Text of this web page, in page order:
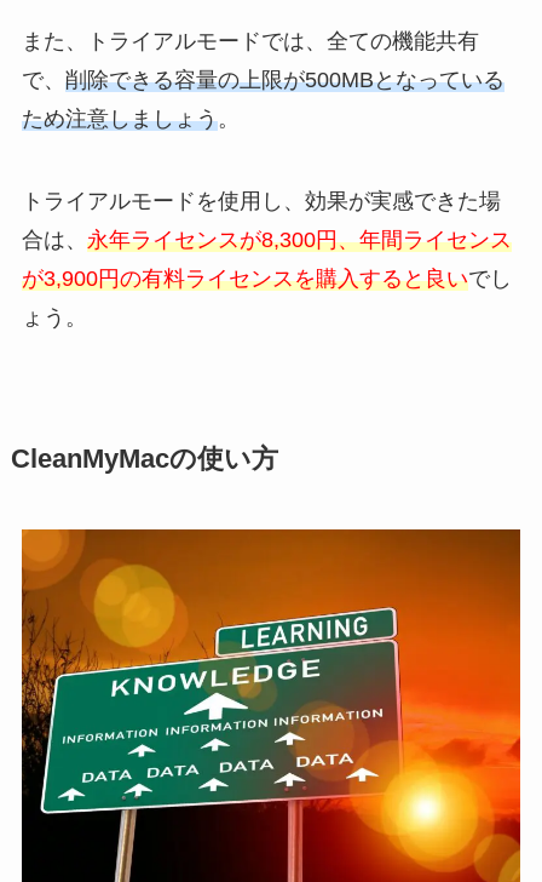
また、トライアルモードでは、全ての機能共有
で、 削除できる容量の上限が500MBとなっている
ため注意しましょう。
トライアルモードを使用し、効果が実感できた場
合は、 永年ライセンスが8,300円、年間ライセンス
が3,900円の有料ライセンスを購入すると良いでし
ょう。
CleanMyMacの使い方